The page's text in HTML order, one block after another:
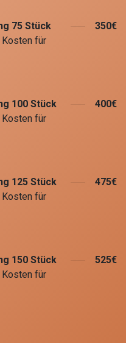
75 Stück
für
350€
100 Stück
für
400€
125 Stück
für
475€
150 Stück
für
525€